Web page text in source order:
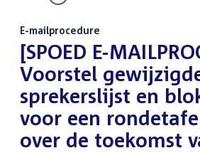
E-mailprocedure
:[SPOED E-
Voorstel
sprekerslijst en
voor een
over de toekomst